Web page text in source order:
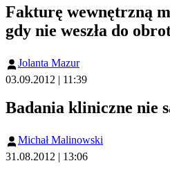
Fakturę wewnętrzną
gdy nie weszła do
Jolanta Mazur
03.09.2012 | 11:39
Badania kliniczne nie
Michał Malinowski
31.08.2012 | 13:06